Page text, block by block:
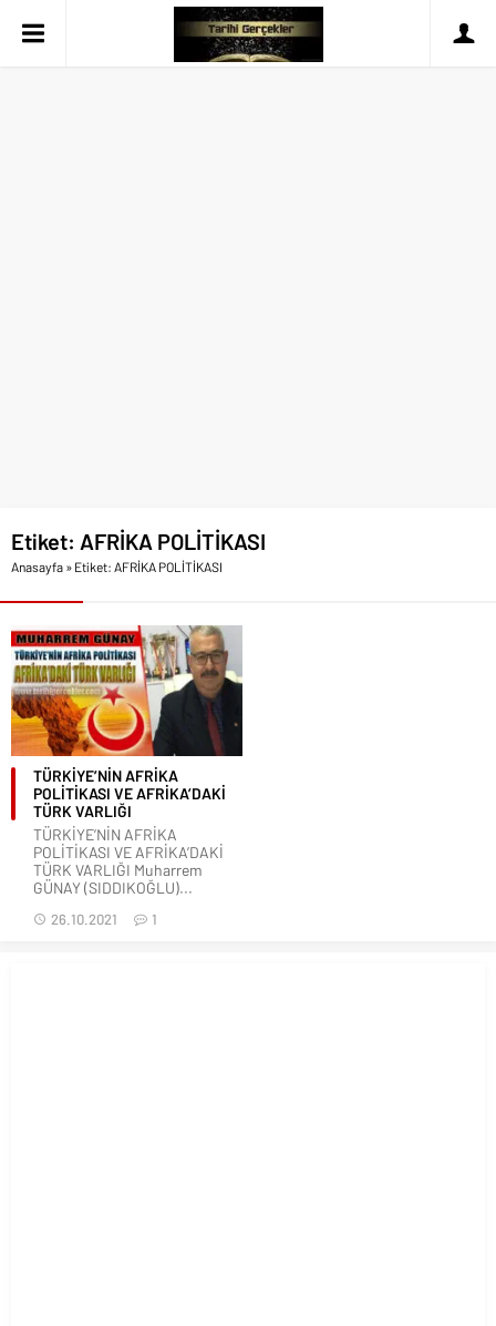
Etiket: AFRİKA POLİTİKASI
Anasayfa » Etiket: AFRİKA POLİTİKASI
TÜRKİYE’NİN AFRİKA
POLİTİKASI VE AFRİKA’DAKİ
TÜRK VARLIĞI
TÜRKİYE’NİN AFRİKA
POLİTİKASI VE AFRİKA’DAKİ
TÜRK VARLIĞI Muharrem
GÜNAY (SIDDIKOĞLU)...
26.10.2021 1